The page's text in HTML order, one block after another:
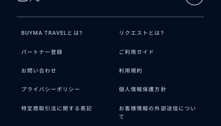
BUYMA TRAVELとは? リクエストとは?
パートナー登録 ご利用ガイド
お問い合わせ 利用規約
プライバシーポリシー 個人情報保護方針
特定商取引法に関する表記
お客様情報の外部送信につい
て